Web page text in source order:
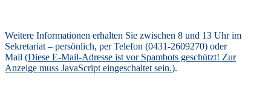
Weitere Informationen erhalten Sie zwischen 8 und 13 Uhr im
Sekretariat – persönlich, per Telefon (0431-2609270) oder
Mail (Diese E-Mail-Adresse ist vor Spambots geschützt! Zur
Anzeige muss JavaScript eingeschaltet sein.).